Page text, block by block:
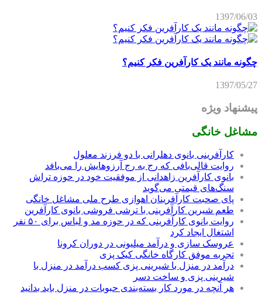
1397/06/03
چگونه مانند یک کارآفرین فکر کنیم؟
1397/05/27
پیشنهاد ویژه
مشاغل خانگی
کارآفرینی بانوی دهلرانی با دو فرزند معلول
روایت قالی‌بافی که رج به رج آرزوهایش را می‌بافد
بانوی کارآفرین زاهدانی از موفقیت خود در حوزه تراش
سنگ‌های قیمتی می‌گوید
پای صحبت کارآفرینان اهوازی طرح ملی مشاغل خانگی
طعم شیرین کارآفرینی با ترشی فروشی بانوی کارآفرین
روایت بانوی کارآفرینی که در حوزه مد و لباس برای ۵۰ نفر
اشتغال ایجاد کرد
عروسک سازی و درآمد میلیونی در دوران کرونا
تجربه موفق کارگاه خانگی کیک پزی
درآمد در منزل با شیرینی پزی کسب درآمد در منزل با
شیرینی پزی و ساخت دسر
هر آنچه در مورد کار بسته‌بندی حبوبات در منزل باید بدانید